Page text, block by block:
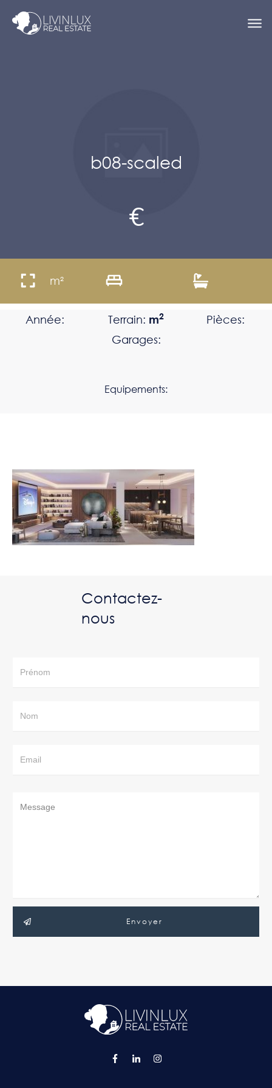
b08-scaled
€
m²
Année: Terrain: m2
Pièces:
Garages:
Equipements:
Contactez-
nous
Envoyer